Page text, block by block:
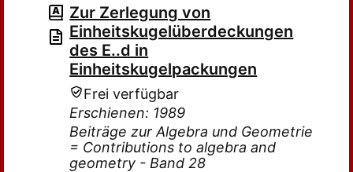
Zur Zerlegung von
Einheitskugelüberdeckungen
des E..d in
Einheitskugelpackungen
Frei verfügbar
Erschienen: 1989
Beiträge zur Algebra und Geometrie
= Contributions to algebra and
geometry - Band 28